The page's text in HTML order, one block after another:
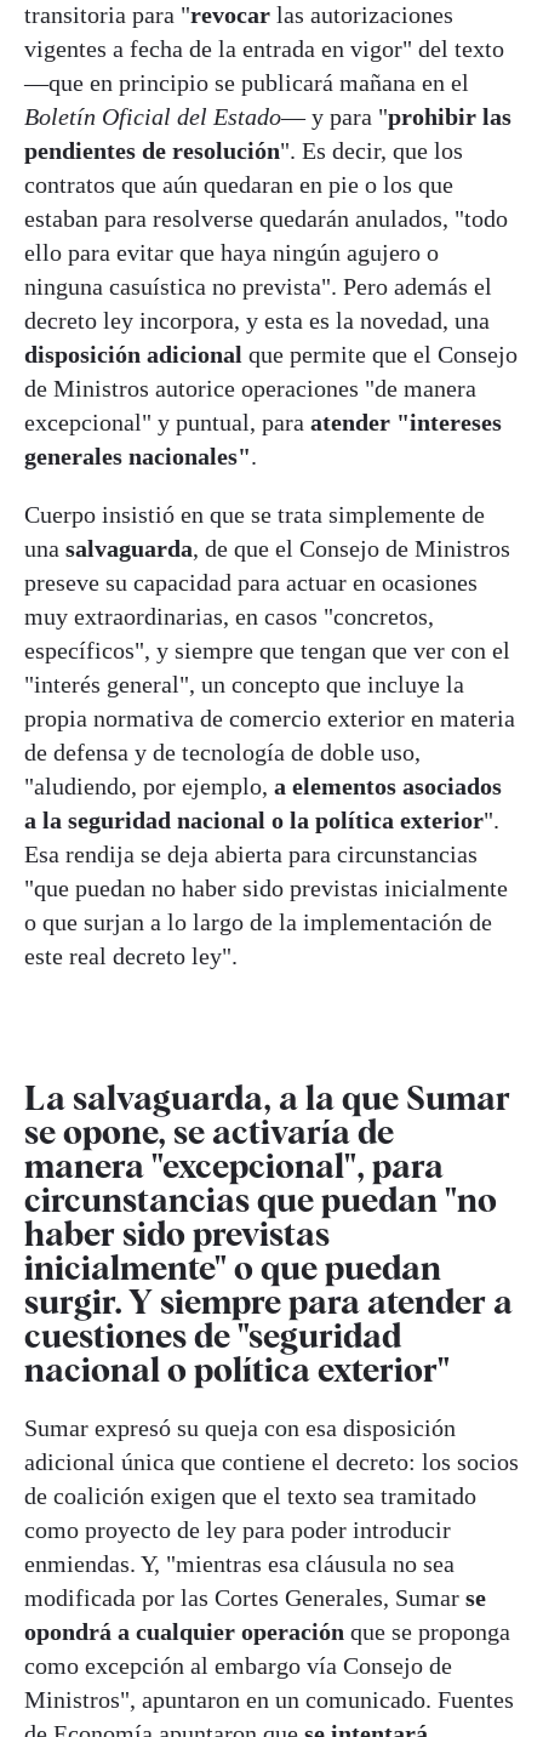
transitoria para "revocar las autorizaciones
vigentes a fecha de la entrada en vigor" del texto
—que en principio se publicará mañana en el
Boletín Oficial del Estado— y para "prohibir las
pendientes de resolución". Es decir, que los
contratos que aún quedaran en pie o los que
estaban para resolverse quedarán anulados, "todo
ello para evitar que haya ningún agujero o
ninguna casuística no prevista". Pero además el
decreto ley incorpora, y esta es la novedad, una
disposición adicional que permite que el Consejo
de Ministros autorice operaciones "de manera
excepcional" y puntual, para atender "intereses
generales nacionales".
Cuerpo insistió en que se trata simplemente de
una salvaguarda, de que el Consejo de Ministros
preseve su capacidad para actuar en ocasiones
muy extraordinarias, en casos "concretos,
específicos", y siempre que tengan que ver con el
"interés general", un concepto que incluye la
propia normativa de comercio exterior en materia
de defensa y de tecnología de doble uso,
"aludiendo, por ejemplo, a elementos asociados
a la seguridad nacional o la política exterior".
Esa rendija se deja abierta para circunstancias
"que puedan no haber sido previstas inicialmente
o que surjan a lo largo de la implementación de
este real decreto ley".
La salvaguarda, a la que Sumar
se opone, se activaría de
manera "excepcional", para
circunstancias que puedan "no
haber sido previstas
inicialmente" o que puedan
surgir. Y siempre para atender a
cuestiones de "seguridad
nacional o política exterior"
Sumar expresó su queja con esa disposición
adicional única que contiene el decreto: los socios
de coalición exigen que el texto sea tramitado
como proyecto de ley para poder introducir
enmiendas. Y, "mientras esa cláusula no sea
modificada por las Cortes Generales, Sumar se
opondrá a cualquier operación que se proponga
como excepción al embargo vía Consejo de
Ministros", apuntaron en un comunicado. Fuentes